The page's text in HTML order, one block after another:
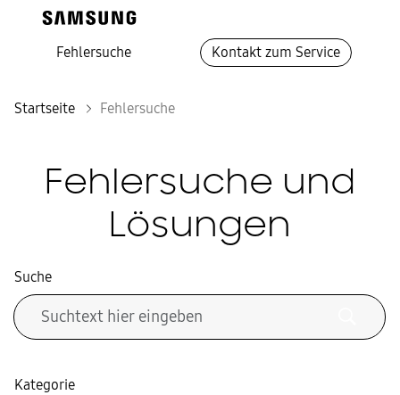
Fehlersuche Kontakt zum Service
Startseite Fehlersuche
Fehlersuche und
Lösungen
Suche
Kategorie